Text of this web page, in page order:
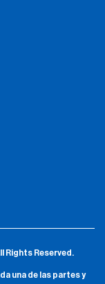
Rights Reserved.
una de las partes y